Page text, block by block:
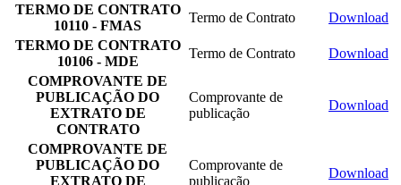
TERMO DE CONTRATO
10110 - FMAS
Termo de Contrato
Download
TERMO DE CONTRATO
10106 - MDE
Termo de Contrato
Download
COMPROVANTE DE
PUBLICAÇÃO DO
EXTRATO DE
CONTRATO
Comprovante de
publicação
Download
COMPROVANTE DE
PUBLICAÇÃO DO
EXTRATO DE
Comprovante de
publicação
Download